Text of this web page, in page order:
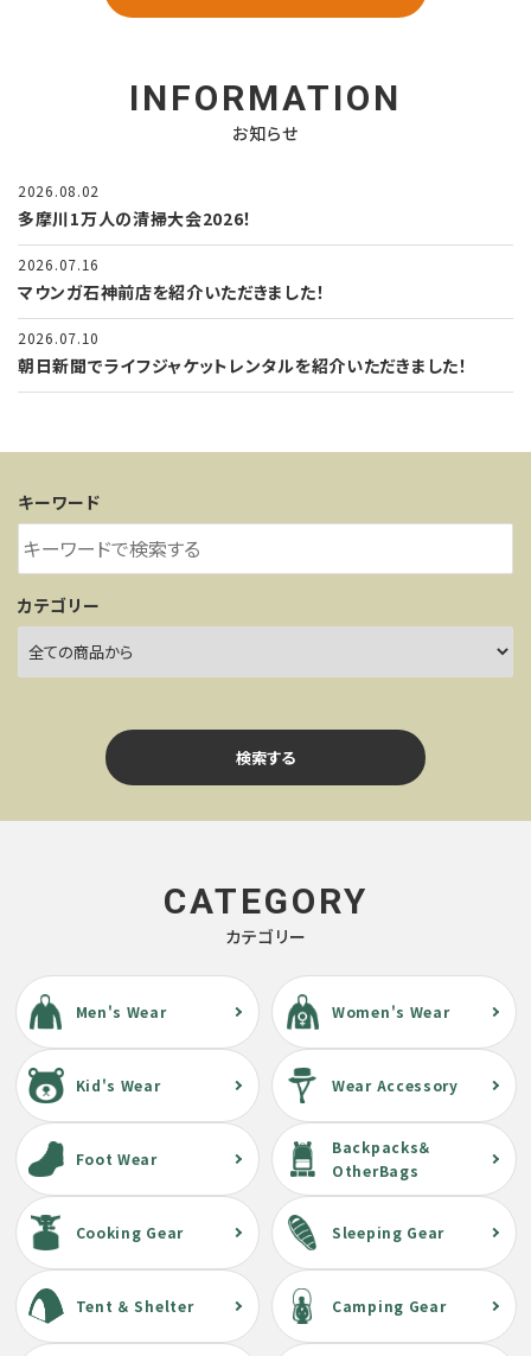
INFORMATION
お知らせ
2026.08.02
多摩川1万人の清掃大会2026！
2026.07.16
マウンガ石神前店を紹介いただきました！
2026.07.10
朝日新聞でライフジャケットレンタルを紹介いただきました！
キーワード
カテゴリー
検索する
CATEGORY
カテゴリー
Men's Wear Women's Wear
Kid's Wear Wear Accessory
Foot Wear
Backpacks＆
OtherBags
Cooking Gear Sleeping Gear
Tent ＆ Shelter Camping Gear